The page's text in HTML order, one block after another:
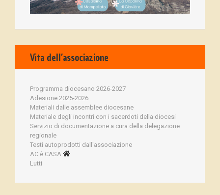
Vita dell’associazione
Programma diocesano 2026-2027
Adesione 2025-2026
Materiali dalle assemblee diocesane
Materiale degli incontri con i sacerdoti della diocesi
Servizio di documentazione a cura della delegazione
regionale
Testi autoprodotti dall'associazione
AC è CASA
Lutti